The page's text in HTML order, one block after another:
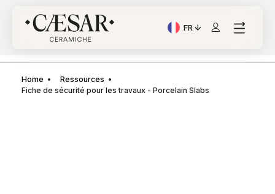
FR
Langue actuelle:
Home
Ressources
Fiche de sécurité pour les travaux - Porcelain Slabs